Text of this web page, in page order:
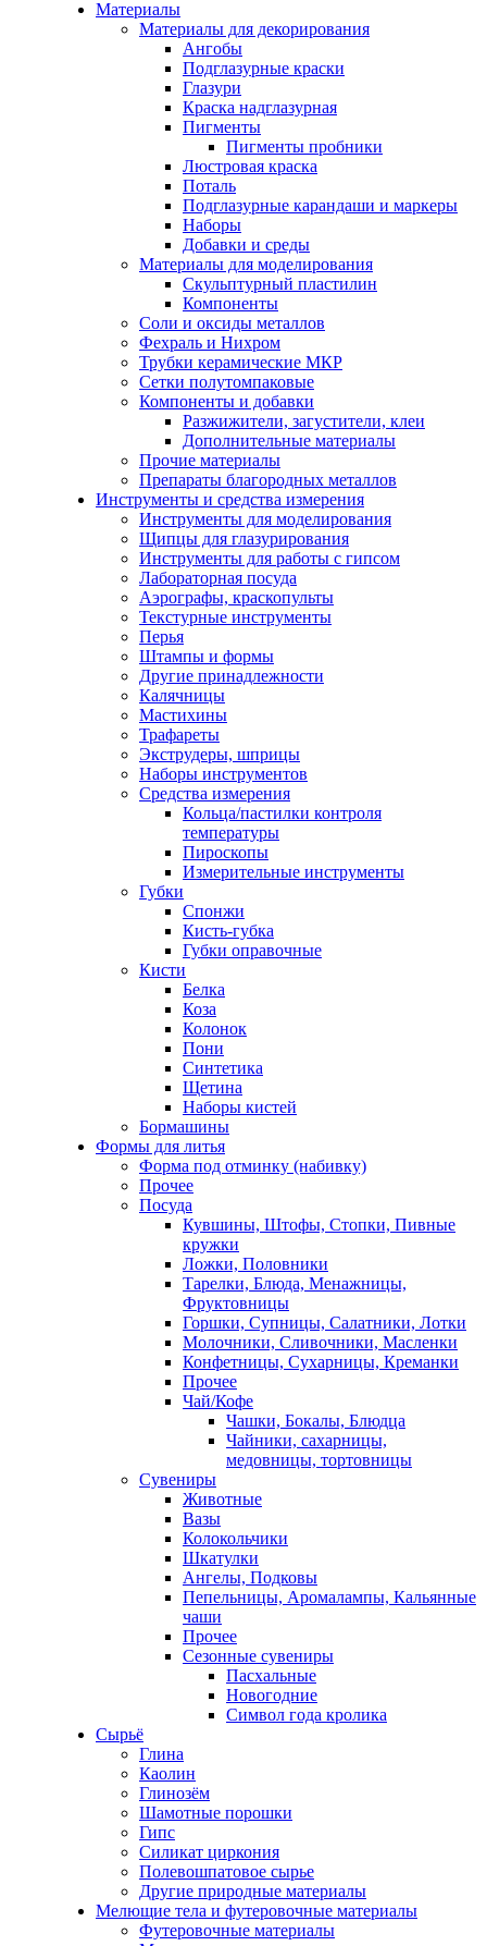
Материалы
Материалы для декорирования
Ангобы
Подглазурные краски
Глазури
Краска надглазурная
Пигменты
Пигменты пробники
Люстровая краска
Поталь
Подглазурные карандаши и маркеры
Наборы
Добавки и среды
Материалы для моделирования
Скульптурный пластилин
Компоненты
Соли и оксиды металлов
Фехраль и Нихром
Трубки керамические МКР
Сетки полутомпаковые
Компоненты и добавки
Разжижители, загустители, клеи
Дополнительные материалы
Прочие материалы
Препараты благородных металлов
Инструменты и средства измерения
Инструменты для моделирования
Щипцы для глазурирования
Инструменты для работы с гипсом
Лабораторная посуда
Аэрографы, краскопульты
Текстурные инструменты
Перья
Штампы и формы
Другие принадлежности
Калячницы
Мастихины
Трафареты
Экструдеры, шприцы
Наборы инструментов
Средства измерения
Кольца/пастилки контроля
температуры
Пироскопы
Измерительные инструменты
Губки
Спонжи
Кисть-губка
Губки оправочные
Кисти
Белка
Коза
Колонок
Пони
Синтетика
Щетина
Наборы кистей
Бормашины
Формы для литья
Форма под отминку (набивку)
Прочее
Посуда
Кувшины, Штофы, Стопки, Пивные
кружки
Ложки, Половники
Тарелки, Блюда, Менажницы,
Фруктовницы
Горшки, Супницы, Салатники, Лотки
Молочники, Сливочники, Масленки
Конфетницы, Сухарницы, Креманки
Прочее
Чай/Кофе
Чашки, Бокалы, Блюдца
Чайники, сахарницы,
медовницы, тортовницы
Сувениры
Животные
Вазы
Колокольчики
Шкатулки
Ангелы, Подковы
Пепельницы, Аромалампы, Кальянные
чаши
Прочее
Сезонные сувениры
Пасхальные
Новогодние
Символ года кролика
Сырьё
Глина
Каолин
Глинозём
Шамотные порошки
Гипс
Силикат циркония
Полевошпатовое сырье
Другие природные материалы
Мелющие тела и футеровочные материалы
Футеровочные материалы